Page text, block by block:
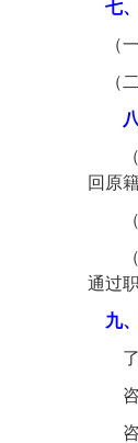
七
（
（
回原籍
通过
九